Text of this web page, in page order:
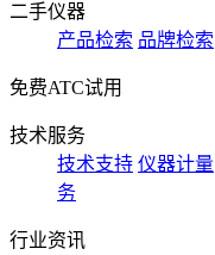
二手仪器
产品检索 品牌检索
免费ATC试用
技术服务
技术支持 仪器计量
务
行业资讯